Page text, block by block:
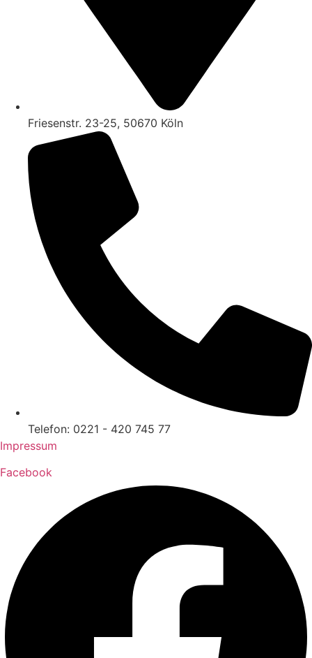
Friesenstr. 23-25, 50670 Köln
Telefon: 0221 - 420 745 77
Impressum
Facebook